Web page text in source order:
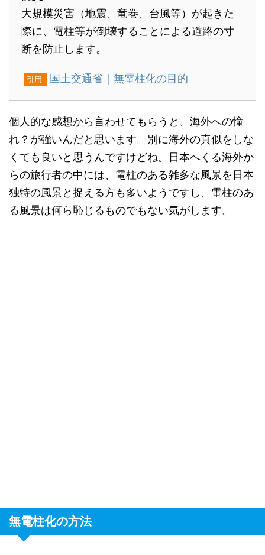
大規模災害（地震、竜巻、台風等）が起きた
際に、電柱等が倒壊することによる道路の寸
断を防止します。
引用 国土交通省｜無電柱化の目的
個人的な感想から言わせてもらうと、海外への憧
れ？が強いんだと思います。別に海外の真似をしな
くても良いと思うんですけどね。日本へくる海外か
らの旅行者の中には、電柱のある雑多な風景を日本
独特の風景と捉える方も多いようですし、電柱のあ
る風景は何ら恥じるものでもない気がします。
無電柱化の方法